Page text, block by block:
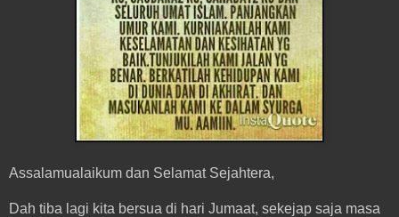
Assalamualaikum dan Selamat Sejahtera,
Dah tiba lagi kita bersua di hari Jumaat, sekejap saja masa